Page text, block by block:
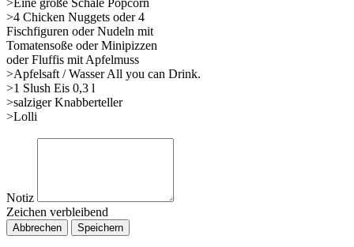
>4 Chicken Nuggets oder 4
Fischfiguren oder Nudeln mit
Tomatensoße oder Minipizzen
oder Fluffis mit Apfelmuss
>Apfelsaft / Wasser All you can Drink.
>1 Slush Eis 0,3 l
>salziger Knabberteller
>Lolli
Notiz
Zeichen verbleibend
Abbrechen Speichern